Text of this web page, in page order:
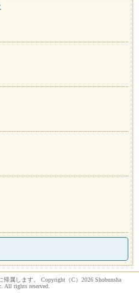
属します。 Copyright（C）2026 Shobunsha
All rights reserved.